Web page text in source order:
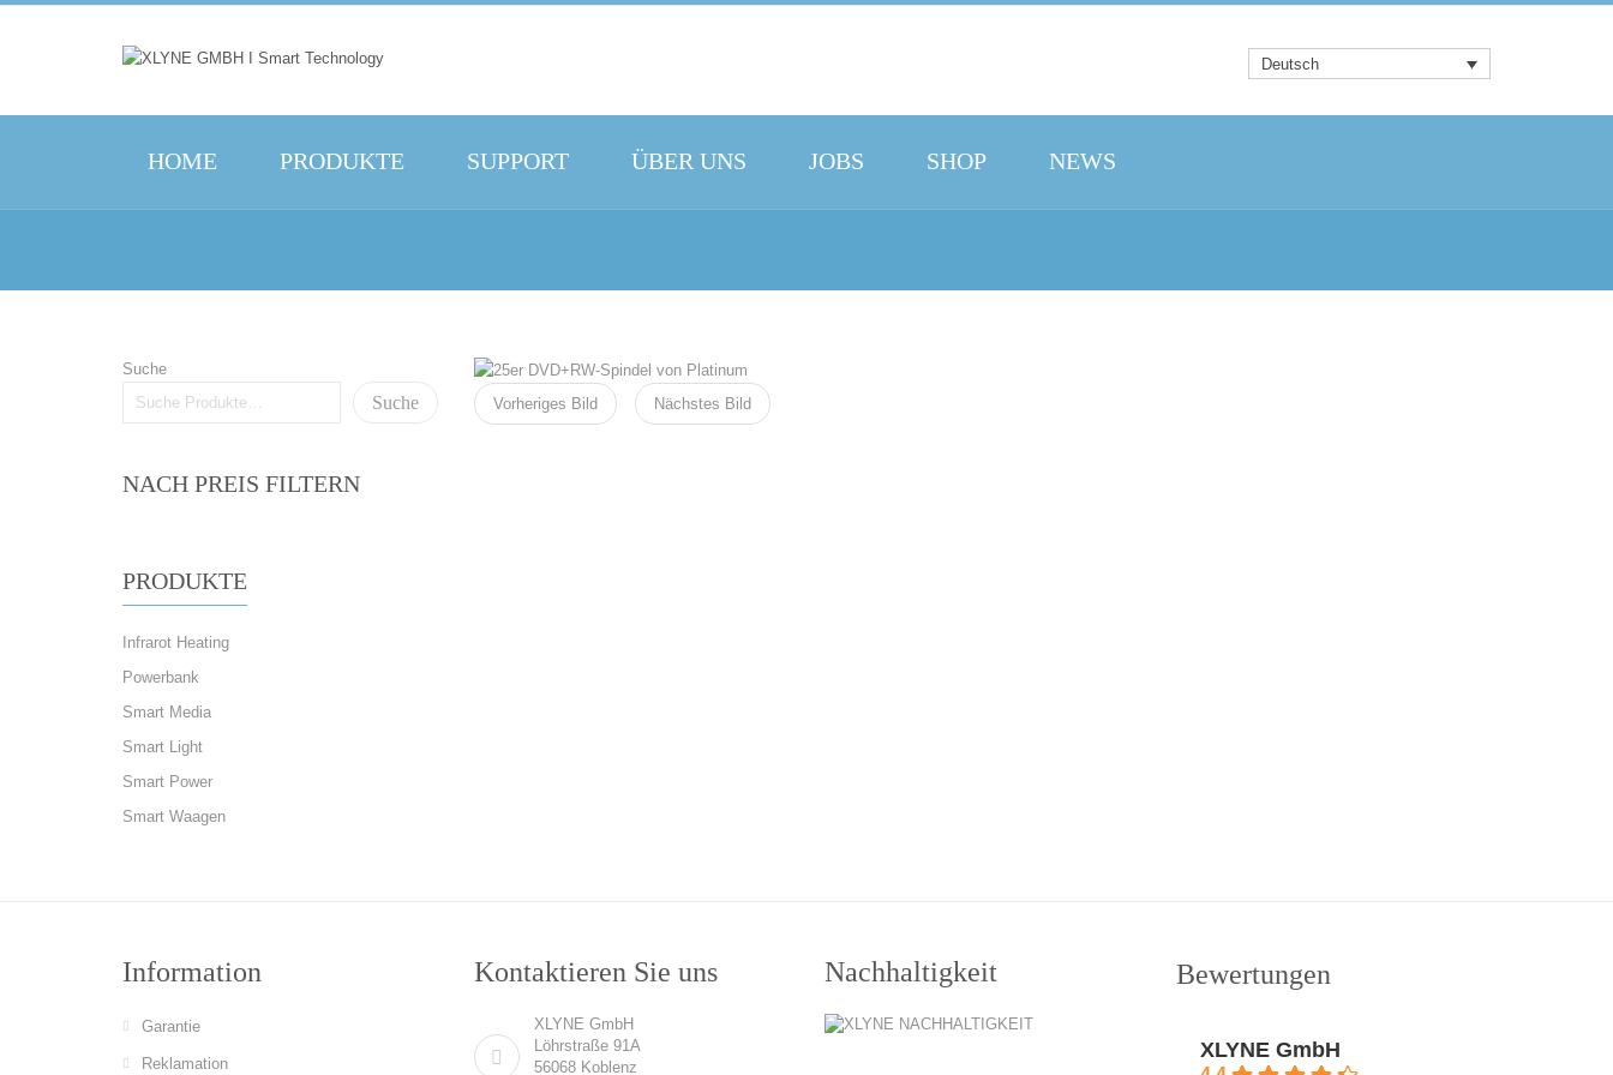
Deutsch
HOME PRODUKTE SUPPORT ÜBER UNS JOBS SHOP NEWS
Suche
Suche
NACH PREIS FILTERN
PRODUKTE
Infrarot Heating
Powerbank
Smart Media
Smart Light
Smart Power
Smart Waagen
Vorheriges Bild Nächstes Bild
Information
Garantie
Reklamation
Kontaktieren Sie uns
XLYNE GmbH
Löhrstraße 91A
56068 Koblenz
Nachhaltigkeit Bewertungen
XLYNE GmbH